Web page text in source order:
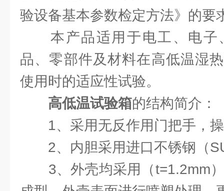
验设备基本参数检定方法》的要
本产品适用于电工、电子
品、零部件及材料在高低温湿
使用时的适应性试验。
高低温试验箱的结构简介：
1、采用无反作用门把手，操
2、内胆采用进口不锈钢（
3、外壳均采用（t=1.2mm）